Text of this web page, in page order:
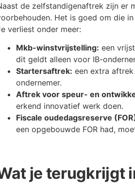
de zelfstandigenaftrek zijn er
Het is goed om die
verliest onder meer:
Mkb-winstvrijstelling: een
dit geldt alleen voor IB-
Startersaftrek: een extra
ondernemer.
Aftrek voor speur- en
erkend innovatief werk doen.
Fiscale oudedagsreserve
een opgebouwde FOR had,
je terugkrijgt